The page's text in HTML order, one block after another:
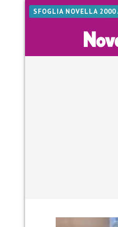
SFOGLIA NOVELLA 2000